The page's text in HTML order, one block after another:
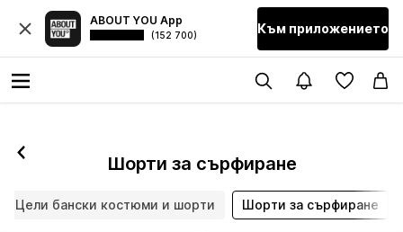
ABOUT YOU App
(152 700) Към приложението
Шорти за сърфиране
Цели бански костюми и шорти Шорти за сърфиране